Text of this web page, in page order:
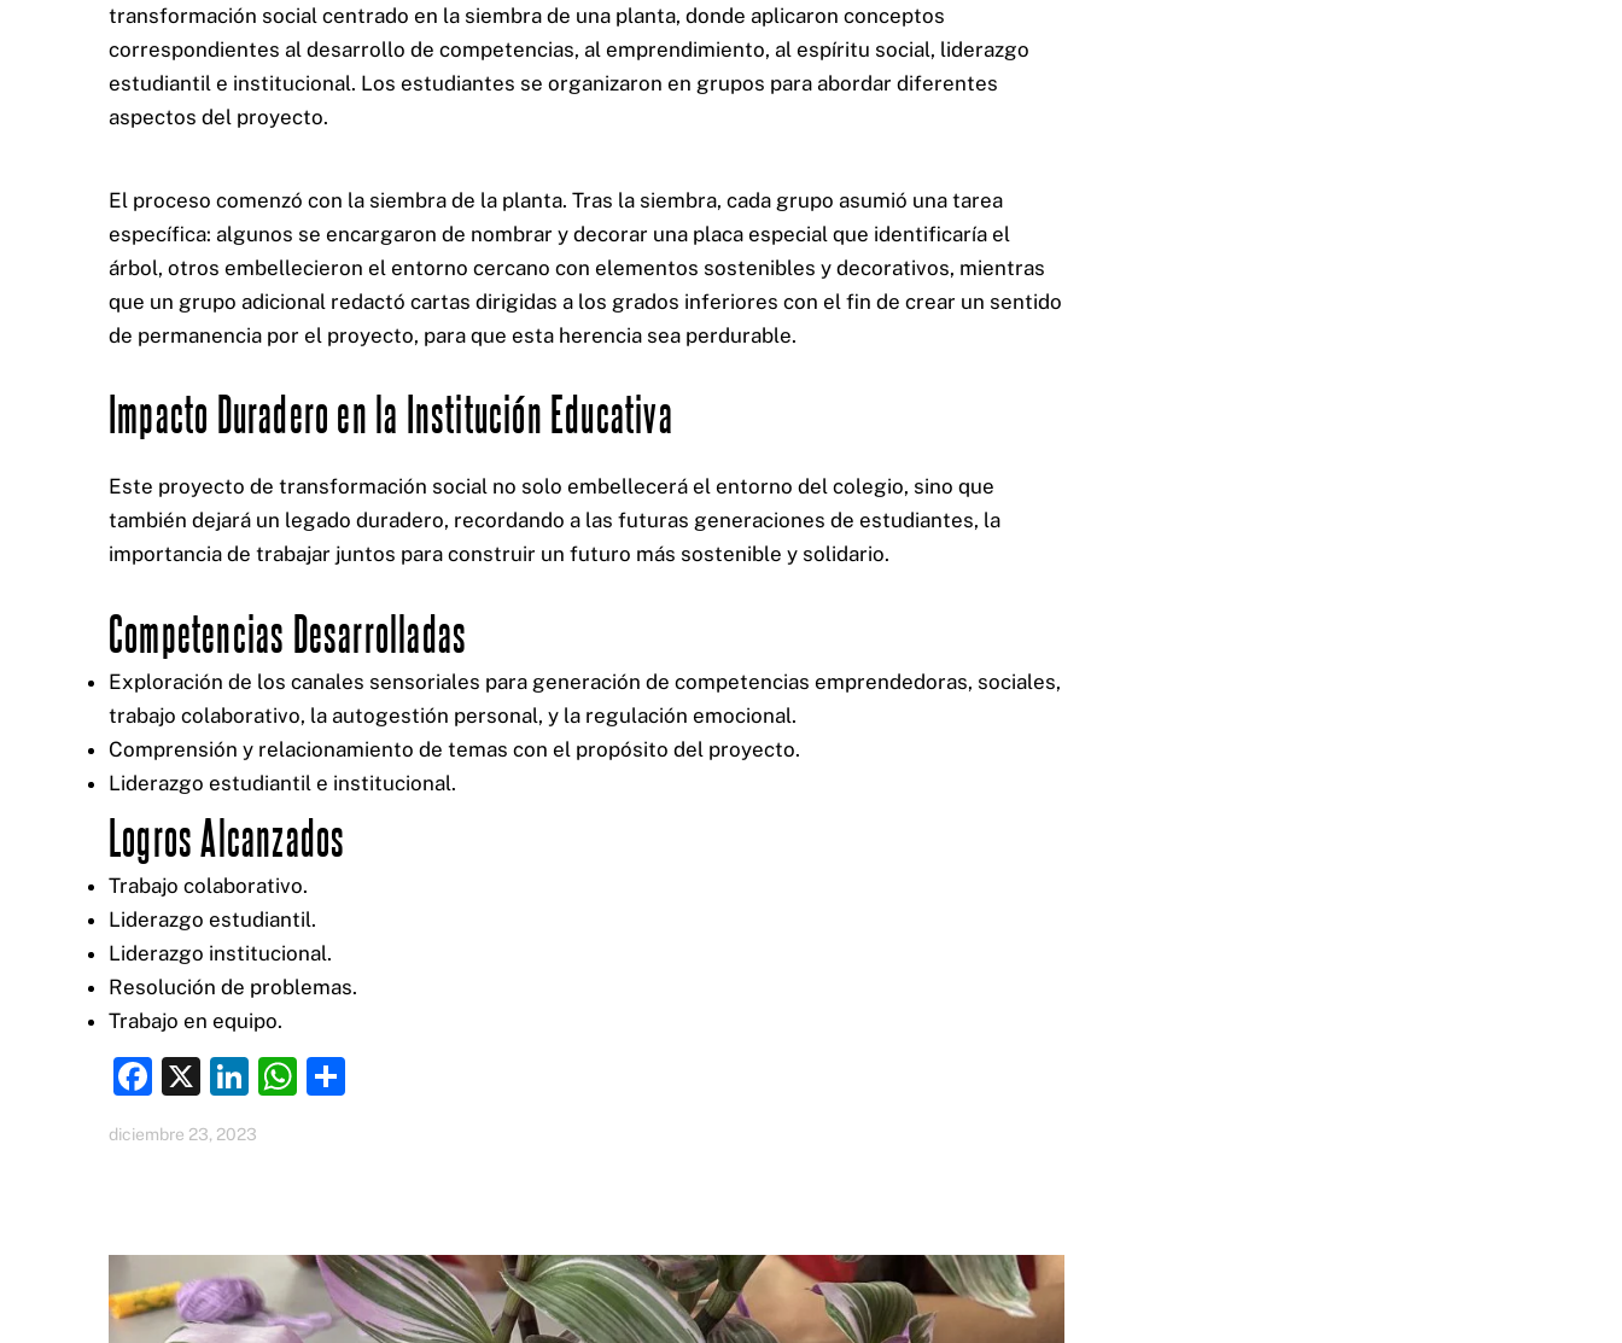
transformación social centrado en la siembra de una planta, donde aplicaron conceptos
correspondientes al desarrollo de competencias, al emprendimiento, al espíritu social, liderazgo
estudiantil e institucional. Los estudiantes se organizaron en grupos para abordar diferentes
aspectos del proyecto.
El proceso comenzó con la siembra de la planta. Tras la siembra, cada grupo asumió una tarea
específica: algunos se encargaron de nombrar y decorar una placa especial que identificaría el
árbol, otros embellecieron el entorno cercano con elementos sostenibles y decorativos, mientras
que un grupo adicional redactó cartas dirigidas a los grados inferiores con el fin de crear un sentido
de permanencia por el proyecto, para que esta herencia sea perdurable.
Impacto Duradero en la Institución Educativa
Este proyecto de transformación social no solo embellecerá el entorno del colegio, sino que
también dejará un legado duradero, recordando a las futuras generaciones de estudiantes, la
importancia de trabajar juntos para construir un futuro más sostenible y solidario.
Competencias Desarrolladas
Exploración de los canales sensoriales para generación de competencias emprendedoras, sociales,
trabajo colaborativo, la autogestión personal, y la regulación emocional.
Comprensión y relacionamiento de temas con el propósito del proyecto.
Liderazgo estudiantil e institucional.
Logros Alcanzados
Trabajo colaborativo.
Liderazgo estudiantil.
Liderazgo institucional.
Resolución de problemas.
Trabajo en equipo.
F
c
o
o
X
Li
k
n
W
p
p
ti
r
diciembre 23, 2023